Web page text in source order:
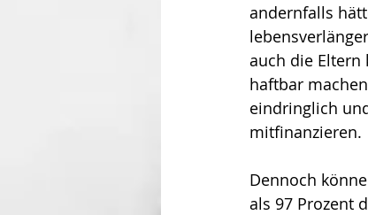
andernfalls
auch die Eltern
haftbar
eindringlich
mitfinanzieren.
Dennoch
als 97 Prozent